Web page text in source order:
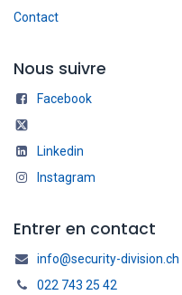
Contact
Nous suivre
Facebook
Linkedin
Instagram
Entrer en contact
info@security-division.ch
022 743 25 42